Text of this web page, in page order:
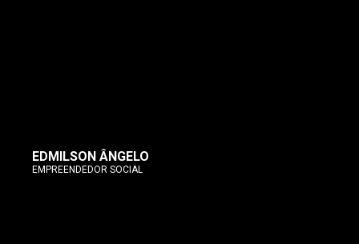
EDMILSON ÂNGELO
EMPREENDEDOR SOCIAL